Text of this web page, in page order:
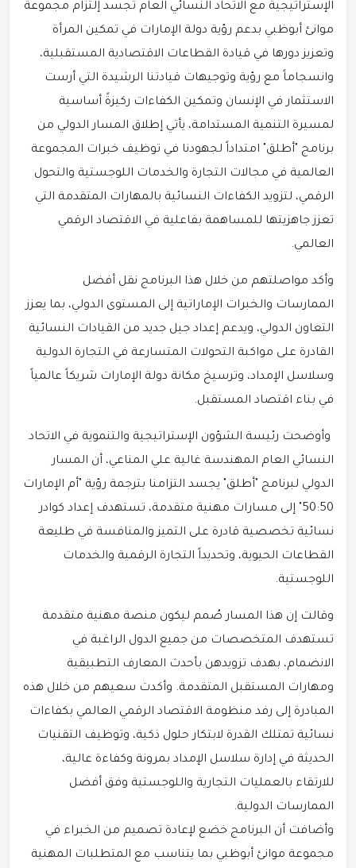
الإستراتيجية مع الاتحاد النسائي العام تجسد إلتزام مجموعة
موانئ أبوظبي بدعم رؤية دولة الإمارات في تمكين المرأة
وتعزيز دورها في قيادة القطاعات الاقتصادية المستقبلية،
وانسجاماً مع رؤية وتوجيهات قيادتنا الرشيدة التي أرست
الاستثمار في الإنسان وتمكين الكفاءات ركيزةً أساسية
لمسيرة التنمية المستدامة، يأتي إطلاق المسار الدولي من
برنامج "أطلق" امتداداً لجهودنا في توظيف خبرات المجموعة
العالمية في مجالات التجارة والخدمات اللوجستية والتحول
الرقمي، لتزويد الكفاءات النسائية بالمهارات المتقدمة التي
تعزز جاهزيتها للمساهمة بفاعلية في الاقتصاد الرقمي
العالمي.
وأكد مواصلتهم من خلال هذا البرنامج نقل أفضل
الممارسات والخبرات الإماراتية إلى المستوى الدولي، بما يعزز
التعاون الدولي، ويدعم إعداد جيل جديد من القيادات النسائية
القادرة على مواكبة التحولات المتسارعة في التجارة الدولية
وسلاسل الإمداد، وترسيخ مكانة دولة الإمارات شريكاً عالمياً
في بناء اقتصاد المستقبل.
وأوضحت رئيسة الشؤون الإستراتيجية والتنموية في الاتحاد
النسائي العام المهندسة غالية علي المناعي، أن المسار
الدولي لبرنامج "أطلق" يجسد التزامنا بترجمة رؤية "أم الإمارات
50:50" إلى مسارات مهنية متقدمة، تستهدف إعداد كوادر
نسائية تخصصية قادرة على التميز والمنافسة في طليعة
القطاعات الحيوية، وتحديداً التجارة الرقمية والخدمات
اللوجستية.
وقالت إن هذا المسار صُمم ليكون منصة مهنية متقدمة
تستهدف المتخصصات من جميع الدول الراغبة في
الانضمام، بهدف تزويدهن بأحدث المعارف التطبيقية
ومهارات المستقبل المتقدمة. وأكدت سعيهم من خلال هذه
المبادرة إلى رفد منظومة الاقتصاد الرقمي العالمي بكفاءات
نسائية تمتلك القدرة لابتكار حلول ذكية، وتوظيف التقنيات
الحديثة في إدارة سلاسل الإمداد بمرونة وكفاءة عالية،
للارتقاء بالعمليات التجارية واللوجستية وفق أفضل
الممارسات الدولية.
وأضافت أن البرنامج خضع لإعادة تصميم من الخبراء في
مجموعة موانئ أبوظبي بما يتناسب مع المتطلبات المهنية